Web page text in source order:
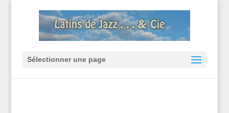
Sélectionner une page